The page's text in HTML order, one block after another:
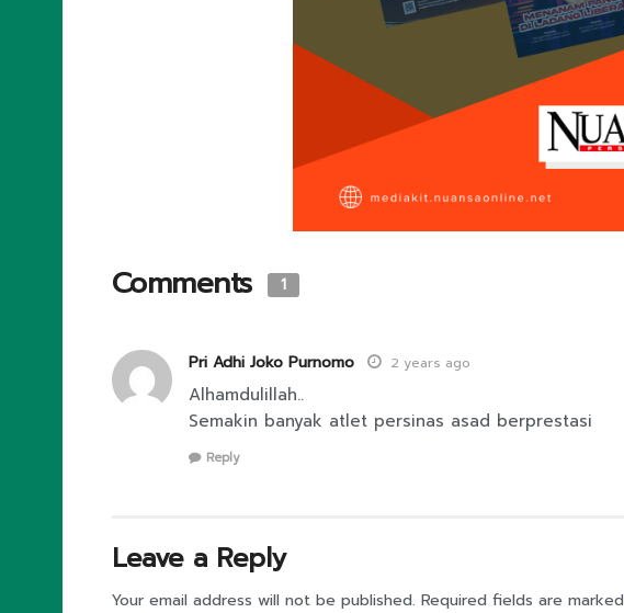
Comments 1
Pri Adhi Joko Purnomo 2 years ago
Alhamdulillah..
Semakin banyak atlet persinas asad berprestasi
Reply
Leave a Reply
Your email address will not be published. Required fields are marked